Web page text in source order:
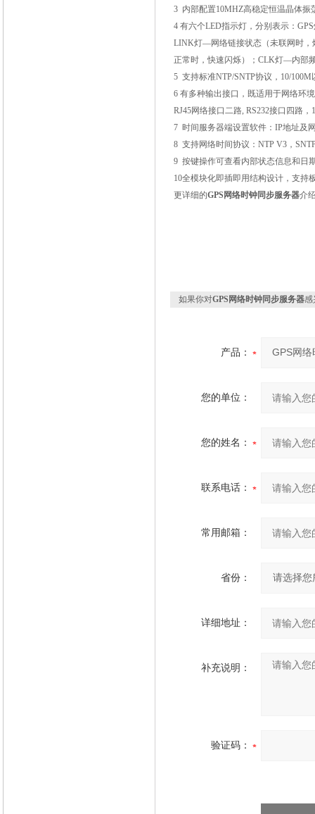
3 内部配置10MHZ高稳定恒温晶体振
4 有六个LED指示灯，分别表示： GPS
LINK灯—网络链接状态（未联网时，
正常时，快速闪烁）； CLK灯—内部
5 支持标准NTP/SNTP协议， 10/100M
6 有多种输出接口，既适用于网络环
RJ45网络接口二路, RS232接口四路，
7 时间服务器端设置软件： IP地址及
8 支持网络时间协议： NTP V3 ，
9 按键操作可查看内部状态信息和日
10全模块化即插即用结构设计，支持
更详细的GPS 网络时钟同步服务器介
如果你对GPS网络时钟同步服务器感
产品：
您的单位：
您的姓名：
联系电话：
常用邮箱：
省份：
详细地址：
补充说明：
验证码：